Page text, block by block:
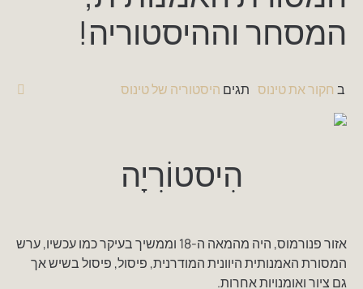
המסחר וההיסטוריה!
ב חקור את טינוס תגים היסטוריה של טינוס
הִיסטוֹרִיָה
אזור פנורמוס, היה מהמאה ה-18 וממשיך בעיקר כמו עכשיו, ערש
המסורת האמנותית היוונית המודרנית, פיסול, פיסול בשיש אך
גם ציור ואומנויות אחרות.